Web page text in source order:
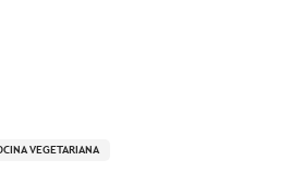
VEGETARIANA